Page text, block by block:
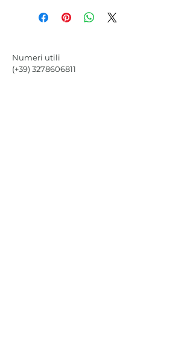
Numeri utili
(+39) 3278606811